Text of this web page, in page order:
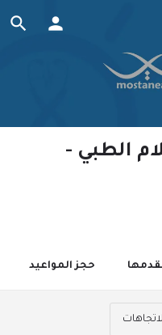
الطبي -
حجز المواعيد